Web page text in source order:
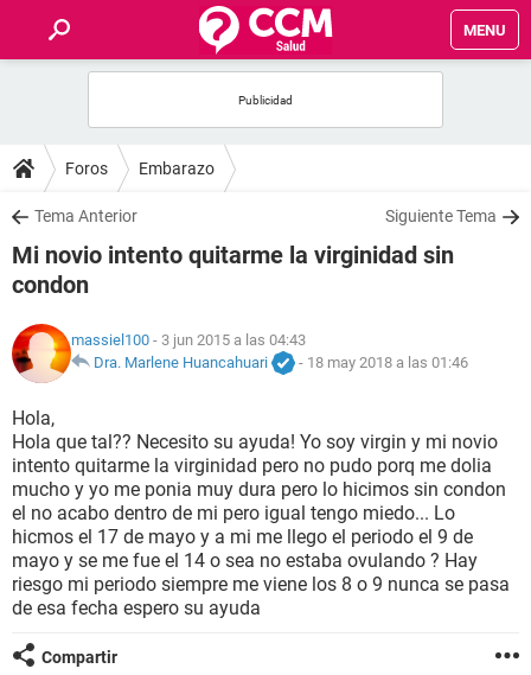
MENU
FOROS
SALUD
FAMILIA
NUTRICIÓN
SEXUALIDAD
GLOSARIO
Foros Embarazo
Tema Anterior Siguiente Tema
Mi novio intento quitarme la virginidad sin
condon
massiel100 - 3 jun 2015 a las 04:43
Dra. Marlene Huancahuari
- 18 may 2018 a las 01:46
Hola,
Hola que tal?? Necesito su ayuda! Yo soy virgin y mi novio
intento quitarme la virginidad pero no pudo porq me dolia
mucho y yo me ponia muy dura pero lo hicimos sin condon
el no acabo dentro de mi pero igual tengo miedo... Lo
hicmos el 17 de mayo y a mi me llego el periodo el 9 de
mayo y se me fue el 14 o sea no estaba ovulando ? Hay
riesgo mi periodo siempre me viene los 8 o 9 nunca se pasa
de esa fecha espero su ayuda
Compartir